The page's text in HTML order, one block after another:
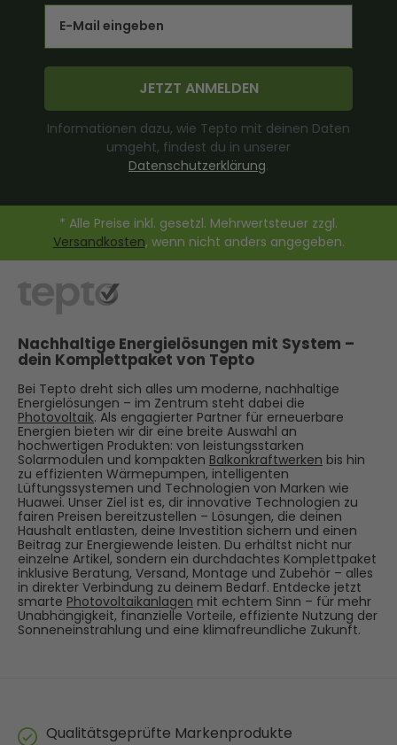
JETZT ANMELDEN
Informationen dazu, wie Tepto mit deinen Daten
umgeht, findest du in unserer
Datenschutzerklärung.
* Alle Preise inkl. gesetzl. Mehrwertsteuer zzgl.
Versandkosten, wenn nicht anders angegeben.
Nachhaltige Energielösungen mit System –
dein Komplettpaket von Tepto
Bei Tepto dreht sich alles um moderne, nachhaltige
Energielösungen – im Zentrum steht dabei die
Photovoltaik. Als engagierter Partner für erneuerbare
Energien bieten wir dir eine breite Auswahl an
hochwertigen Produkten: von leistungsstarken
Solarmodulen und kompakten Balkonkraftwerken bis hin
zu effizienten Wärmepumpen, intelligenten
Lüftungssystemen und Technologien von Marken wie
Huawei. Unser Ziel ist es, dir innovative Technologien zu
fairen Preisen bereitzustellen – Lösungen, die deinen
Haushalt entlasten, deine Investition sichern und einen
Beitrag zur Energiewende leisten. Du erhältst nicht nur
einzelne Artikel, sondern ein durchdachtes Komplettpaket
inklusive Beratung, Versand, Montage und Zubehör – alles
in direkter Verbindung zu deinem Bedarf. Entdecke jetzt
smarte Photovoltaikanlagen mit echtem Sinn – für mehr
Unabhängigkeit, finanzielle Vorteile, effiziente Nutzung der
Sonneneinstrahlung und eine klimafreundliche Zukunft.
Qualitätsgeprüfte Markenprodukte